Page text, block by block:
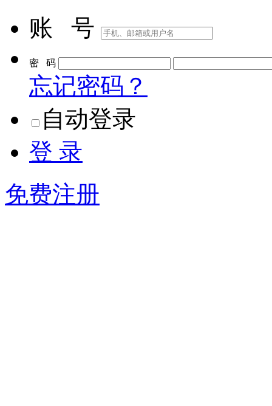
账 号
密 码
忘记密码？
自动登录
登 录
免费注册